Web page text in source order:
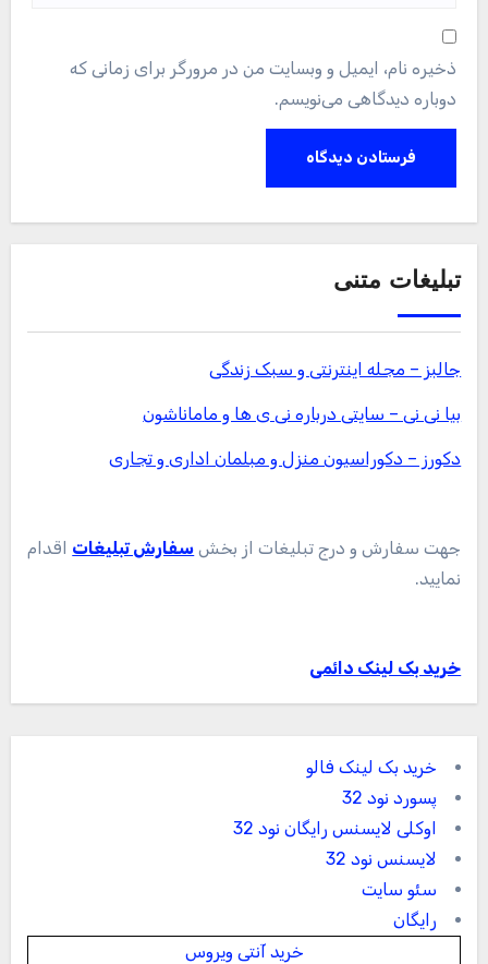
ذخیره نام، ایمیل و وبسایت من در مرورگر برای زمانی که
دوباره دیدگاهی می‌نویسم.
تبلیغات متنی
جالبز – مجله اینترنتی و سبک زندگی
بیا نی نی – سایتی درباره نی ی ها و ماماناشون
دکورز – دکوراسیون منزل و مبلمان اداری و تجاری
جهت سفارش و درج تبلیغات از بخش سفارش تبلیغات اقدام
نمایید.
خرید بک لینک دائمی
خرید بک لینک فالو
پسورد نود 32
اوکلی لایسنس رایگان نود 32
لایسنس نود 32
سئو سایت
رایگان
خرید آنتی ویروس